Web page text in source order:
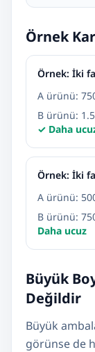
Örnek
Örnek: İki
A ürünü:
B ürünü:
✓ Daha
Örnek: İki
A ürünü:
B ürünü:
Daha ucuz
Büyük
Değildir
Büyük
görünse de